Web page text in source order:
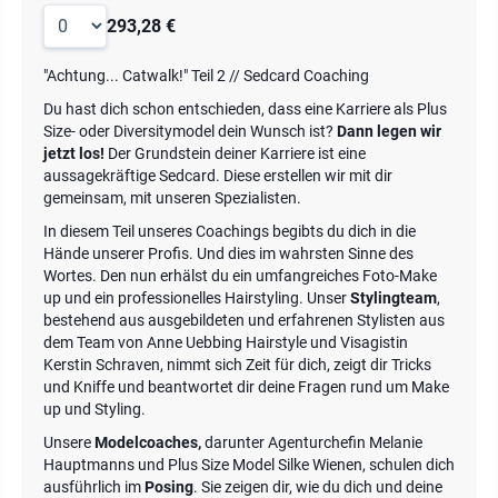
293,28 €
"Achtung... Catwalk!" Teil 2 // Sedcard Coaching
Du hast dich schon entschieden, dass eine Karriere als Plus
Size- oder Diversitymodel dein Wunsch ist? Dann legen wir
jetzt los! Der Grundstein deiner Karriere ist eine
aussagekräftige Sedcard. Diese erstellen wir mit dir
gemeinsam, mit unseren Spezialisten.
In diesem Teil unseres Coachings begibts du dich in die
Hände unserer Profis. Und dies im wahrsten Sinne des
Wortes. Den nun erhälst du ein umfangreiches Foto-Make
up und ein professionelles Hairstyling. UnserStylingteam,
bestehend aus ausgebildeten und erfahrenen Stylisten aus
dem Team von Anne Uebbing Hairstyle und Visagistin
Kerstin Schraven, nimmt sich Zeit für dich, zeigt dir Tricks
und Kniffe und beantwortet dir deine Fragen rund um Make
up und Styling.
UnsereModelcoaches,darunter Agenturchefin Melanie
Hauptmanns und Plus Size Model Silke Wienen, schulen dich
ausführlich imPosing. Sie zeigen dir, wie du dich und deine